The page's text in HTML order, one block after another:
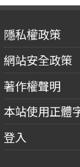
隱私權政策
網站安全政策
著作權聲明
本站使用正體
登入